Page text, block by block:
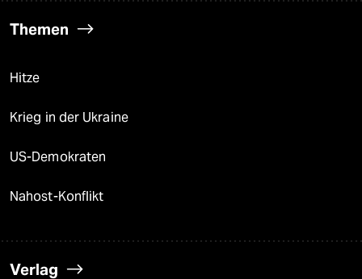
Themen
Hitze
Krieg in der Ukraine
US-Demokraten
Nahost-Konflikt
Verlag